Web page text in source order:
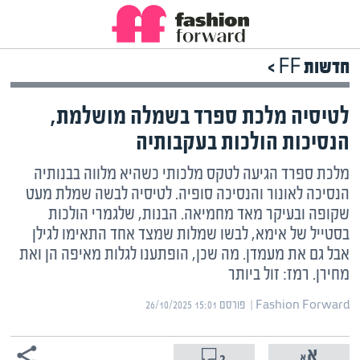
חדשות FF >
לטיסיה מלכת ספרד בשמלה מושלמת,
הנסיכות הולכות בעקבותיה
מלכת ספרד הגיעה לטקס מלכותי כשהיא מלווה בבנותיה
הנסיכה לאונור והנסיכה סופיה. לטיסיה לבשה שמלת מעט
שקופה ובעיקר מאד מחמיאה. הבנות, שלגמרי הולכות
בסטייל של אימא, לבשו שמלות שמצד אחד התאימו לגילן
אבל גם את מעמדן. מה שכן, הופתענו לגלות מאיפה הן ואת
מחירן. רמז: זול ביותר
Fashion Forward | ‏ פורסם ‎26/10/2025 15:01